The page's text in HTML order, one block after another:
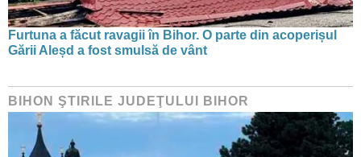
Furtuna a făcut ravagii în Bihor. O parte din acoperișul
Gării Aleșd a fost smulsă de vânt
BIHON ŞTIRILE JUDEŢULUI BIHOR